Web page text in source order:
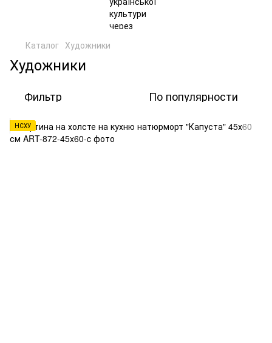
Каталог Художники
Художники
Фильтр По популярности
НСХУ